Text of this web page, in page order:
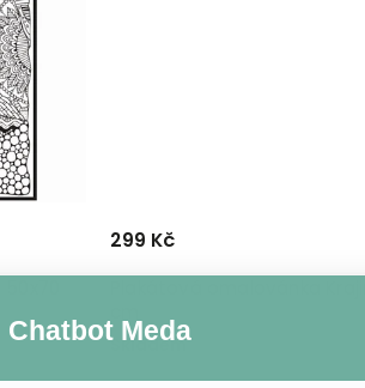
Skladem
299 Kč
Chatbot Meda